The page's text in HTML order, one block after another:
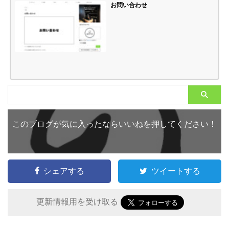
お問い合わせ
このブログが気に入ったならいいねを押してください！
シェアする ツイートする
更新情報用を受け取る